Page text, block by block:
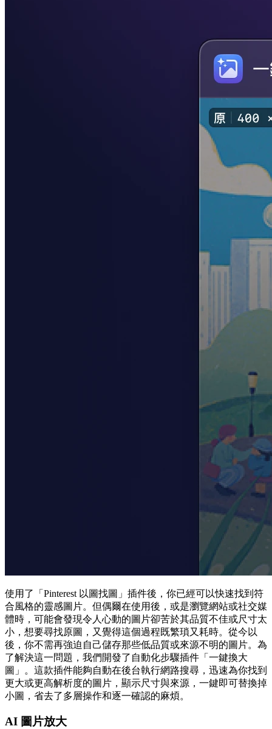
使用了「Pinterest 以圖找圖」插件後，你已經可以快速找到符
合風格的靈感圖片。但偶爾在使用後，或是瀏覽網站或社交媒
體時，可能會發現令人心動的圖片卻苦於其品質不佳或尺寸太
小，想要尋找原圖，又覺得這個過程既繁瑣又耗時。從今以
後，你不需再強迫自己儲存那些低品質或來源不明的圖片。為
了解決這一問題，我們開發了自動化步驟插件「一鍵換大
圖」。這款插件能夠自動在後台執行網路搜尋，迅速為你找到
更大或更高解析度的圖片，顯示尺寸與來源，一鍵即可替換掉
小圖，省去了多層操作和逐一確認的麻煩。
AI 圖片放大